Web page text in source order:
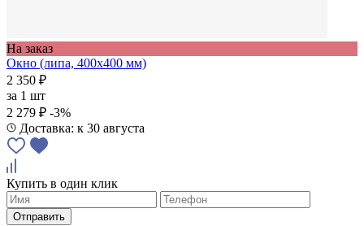
На заказ
Окно (липа, 400x400 мм)
2 350 ₽
за 1 шт
2 279 ₽ -3%
Доставка: к 30 августа
Купить в один клик